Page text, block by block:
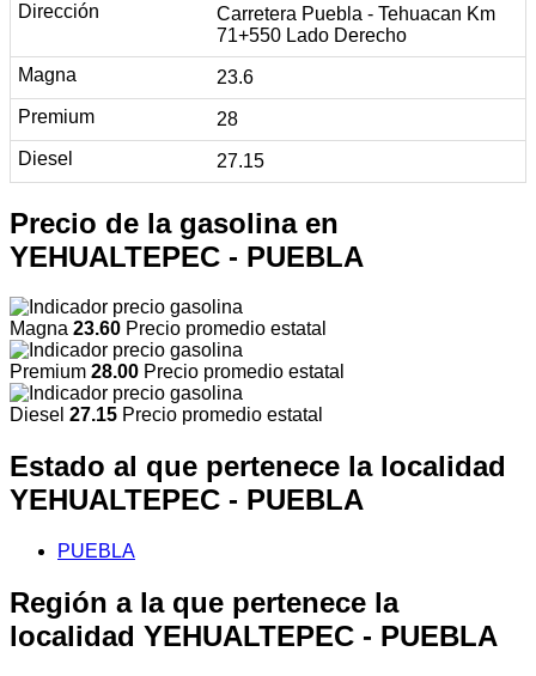
Carretera Puebla - Tehuacan Km
71+550 Lado Derecho
23.6
28
27.15
Precio de la gasolina en
YEHUALTEPEC - PUEBLA
Magna 23.60 Precio promedio estatal
Premium 28.00 Precio promedio estatal
Diesel 27.15 Precio promedio estatal
Estado al que pertenece la localidad
YEHUALTEPEC - PUEBLA
PUEBLA
Región a la que pertenece la
localidad YEHUALTEPEC - PUEBLA